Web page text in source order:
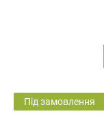
Під замовлення